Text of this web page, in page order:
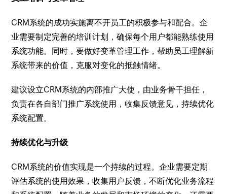
CRM系统的成功实施离不开员工的积极参与和配合。企
业需要制定完善的培训计划，确保每个用户都能熟练使用
系统功能。同时，要做好变革管理工作，帮助员工理解新
系统带来的价值，克服对变化的抵触情绪。
建议设立CRM系统的内部推广大使，由业务骨干担任，
负责在各自部门推广系统使用，收集反馈意见，持续优化
系统配置。
持续优化与升级
CRM系统的价值实现是一个持续的过程。企业需要定期
评估系统的使用效果，收集用户反馈，不断优化业务流程